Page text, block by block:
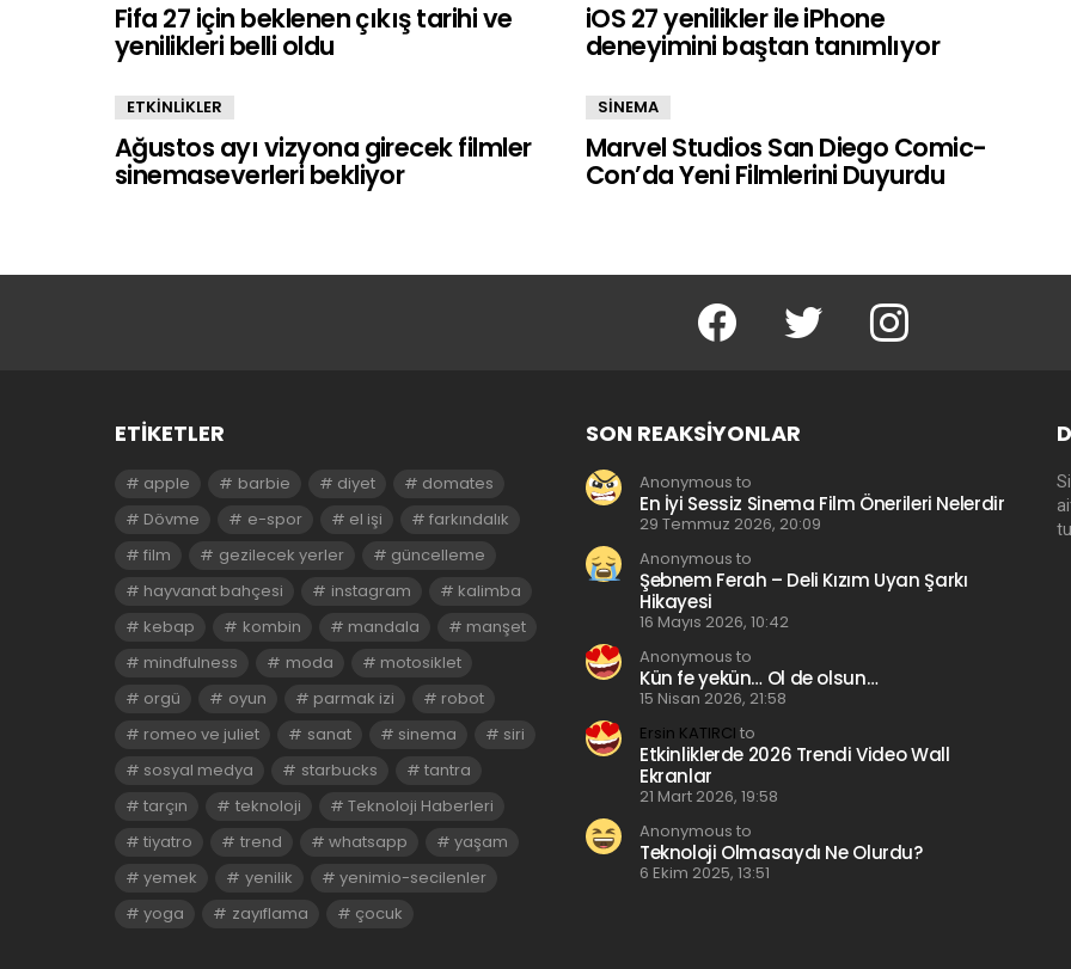
Fifa 27 için beklenen çıkış tarihi ve
yenilikleri belli oldu
iOS 27 yenilikler ile iPhone
deneyimini baştan tanımlıyor
ETKİNLİKLER
Ağustos ayı vizyona girecek filmler
sinemaseverleri bekliyor
SİNEMA
Marvel Studios San Diego Comic-
Con’da Yeni Filmlerini Duyurdu
facebook twitter instagram
ETIKETLER
apple barbie diyet
domates
Dövme
e-spor el işi
farkındalık
film
gezilecek yerler
güncelleme
hayvanat bahçesi
instagram
kalimba
kebap
kombin mandala
manşet
mindfulness
moda
motosiklet
orgü
oyun parmak izi
robot
romeo ve juliet
sanat sinema
siri
sosyal medya
starbucks
tantra
tarçın
teknoloji
Teknoloji Haberleri
tiyatro
trend whatsapp
yaşam
yemek
yenilik
yenimio-secilenler
yoga
zayıflama çocuk
SON REAKSIYONLAR
Anonymous to
En İyi Sessiz Sinema Film Önerileri Nelerdir
29 Temmuz 2026, 20:09
Anonymous to
Şebnem Ferah – Deli Kızım Uyan Şarkı
Hikayesi
16 Mayıs 2026, 10:42
Anonymous to
Kün fe yekün… Ol de olsun…
15 Nisan 2026, 21:58
Ersin KATIRCI to
Etkinliklerde 2026 Trendi Video Wall
Ekranlar
21 Mart 2026, 19:58
Anonymous to
Teknoloji Olmasaydı Ne Olurdu?
6 Ekim 2025, 13:51